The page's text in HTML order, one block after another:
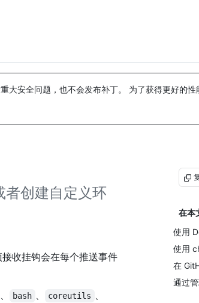
大安全问题，也不会发布补丁。 为了获得更好的
者创建自定义环
在本
使用
使用
在
通过
收挂钩会在每个推送事件
、 bash 、 coreutils 、